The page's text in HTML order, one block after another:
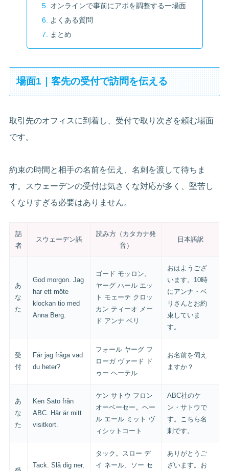
オンラインで事前にアポを調整する一場面
よくある質問
まとめ
場面1｜客先の受付で訪問を伝える
取引先のオフィスに到着し、受付で取り次ぎを頼む場面
です。
約束の時間と相手の名前を伝え、名刺を渡して待ちま
す。スウェーデンの受付は気さくな対応が多く、堅苦し
くなりすぎる必要はありません。
話
者
スウェーデン語
読み方（カタカナ発
音）
日本語訳
あ
な
た
God morgon. Jag
har ett möte
klockan tio med
Anna Berg.
ゴード モッロン。
ヤーグ ハール エッ
ト モェーテ クロッ
カン ティーオ メー
ド アンナ ベリ
おはようござ
います。10時
にアンナ・ベ
リさんとお約
束していま
す。
受
付
Får jag fråga vad
du heter?
フォール ヤーグ フ
ローガ ヴァード ド
ゥー ヘーテル
お名前を伺え
ますか？
あ
な
た
Ken Sato från
ABC. Här är mitt
visitkort.
ケン サトウ フロン
オーベーセー。ヘー
ル エール ミット ヴ
ィシットコート
ABC社のケ
ン・サトウで
す。こちら名
刺です。
Tack. Slå dig ner,
タック。スロー デ
イ ネール、ソー セ
ありがとうご
ざいます。お